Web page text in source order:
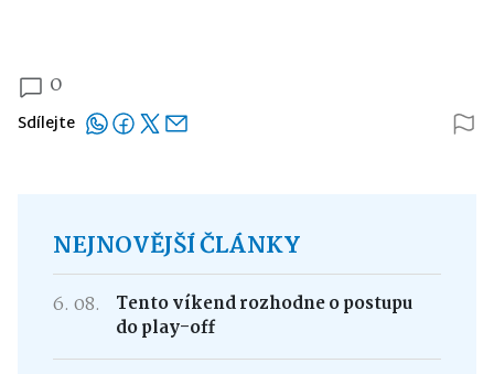
0
Sdílejte
NEJNOVĚJŠÍ ČLÁNKY
6. 08.
Tento víkend rozhodne o postupu
do play-off